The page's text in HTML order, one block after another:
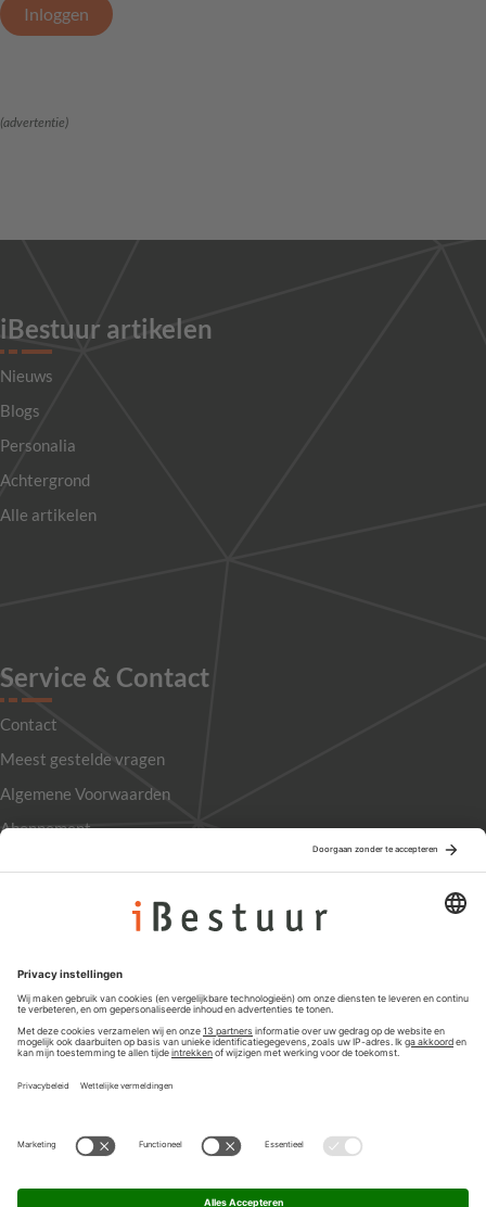
Inloggen
(advertentie)
iBestuur artikelen
Nieuws
Blogs
Personalia
Achtergrond
Alle artikelen
Service & Contact
Contact
Meest gestelde vragen
Algemene Voorwaarden
Abonnement
Privacyinstellingen